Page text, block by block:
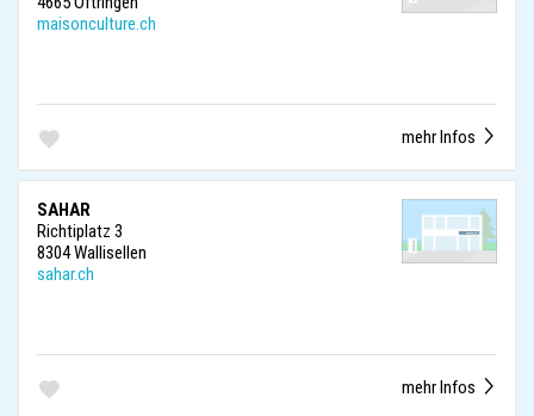
maisonculture.ch
mehr Infos
SAHAR
Richtiplatz 3
8304 Wallisellen
sahar.ch
mehr Infos